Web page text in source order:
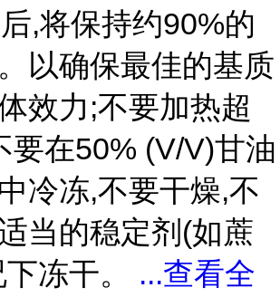
,将保持约90%的
以确保最佳的基质
效力;不要加热超
要在50% (V/V)甘油
冷冻,不要干燥,不
当的稳定剂(如蔗
冻干。 ...查看全